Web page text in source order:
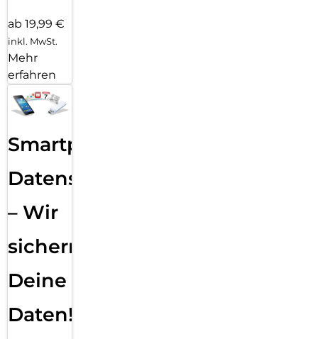
ab 19,99 €
inkl. MwSt.
Mehr
erfahren
Smartphone
Datensicherung
– Wir
sichern
Deine
Daten!